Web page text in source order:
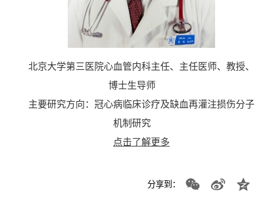
北京大学第三医院心血管内科主任、主任医师、教授、
博士生导师
主要研究方向：冠心病临床诊疗及缺血再灌注损伤分子
机制研究
点击了解更多
分享到：